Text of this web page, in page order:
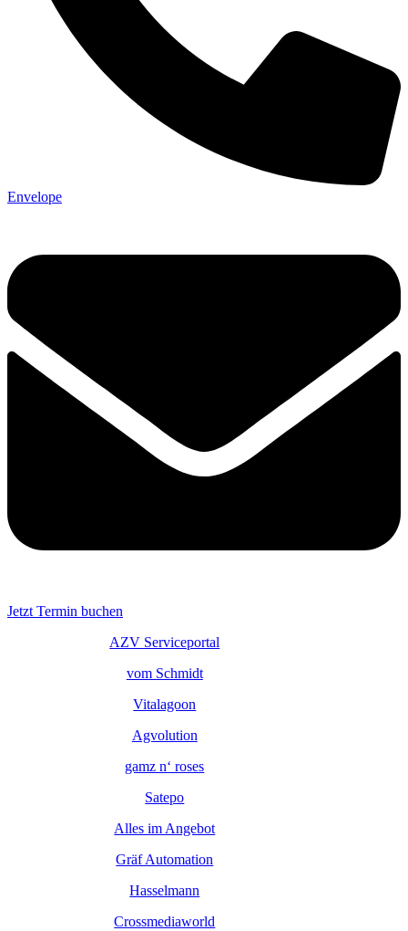
Envelope
Jetzt Termin buchen
AZV Serviceportal
vom Schmidt
Vitalagoon
Agvolution
gamz n‘ roses
Satepo
Alles im Angebot
Gräf Automation
Hasselmann
Crossmediaworld